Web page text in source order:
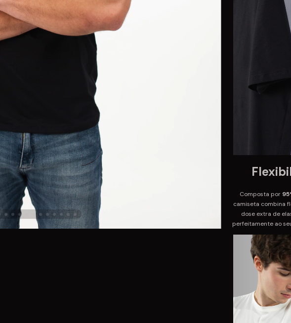
Composta por
camiseta combina
dose extra de
perfeitamente ao